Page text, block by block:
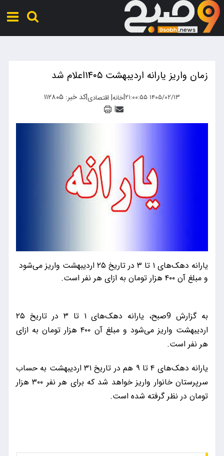
زمان واریز یارانه اردیبهشت ۱۴۰۵اعلام شد
۱۴۰۵/۰۲/۱۳ ۲۱:۰۰:۵۵ |خانه| اقتصادی|کد خبر: ۱۱۲۸۰۵
|
یارانه دهک‌های ۱ تا ۳ در تاریخ ۲۵ اردیبهشت واریز می‌شود
و مبلغ آن ۴۰۰ هزار تومان به ازای هر نفر است.
به گزارش 9صبح، یارانه دهک‌های ۱ تا ۳ در تاریخ ۲۵
اردیبهشت واریز می‌شود و مبلغ آن ۴۰۰ هزار تومان به ازای
هر نفر است.
یارانه دهک‌های ۴ تا ۹ هم در تاریخ ۳۱ اردیبهشت به حساب
سرپرستان خانوار واریز خواهد شد که برای هر نفر ۳۰۰ هزار
تومان در نظر گرفته شده است.